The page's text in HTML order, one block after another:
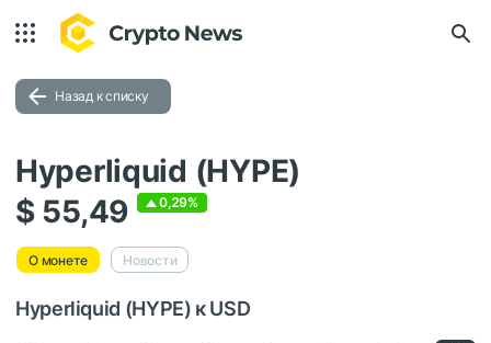
Назад к списку
Hyperliquid (HYPE)
$ 55,49
0,29%
О монете Новости
Hyperliquid (HYPE) к USD